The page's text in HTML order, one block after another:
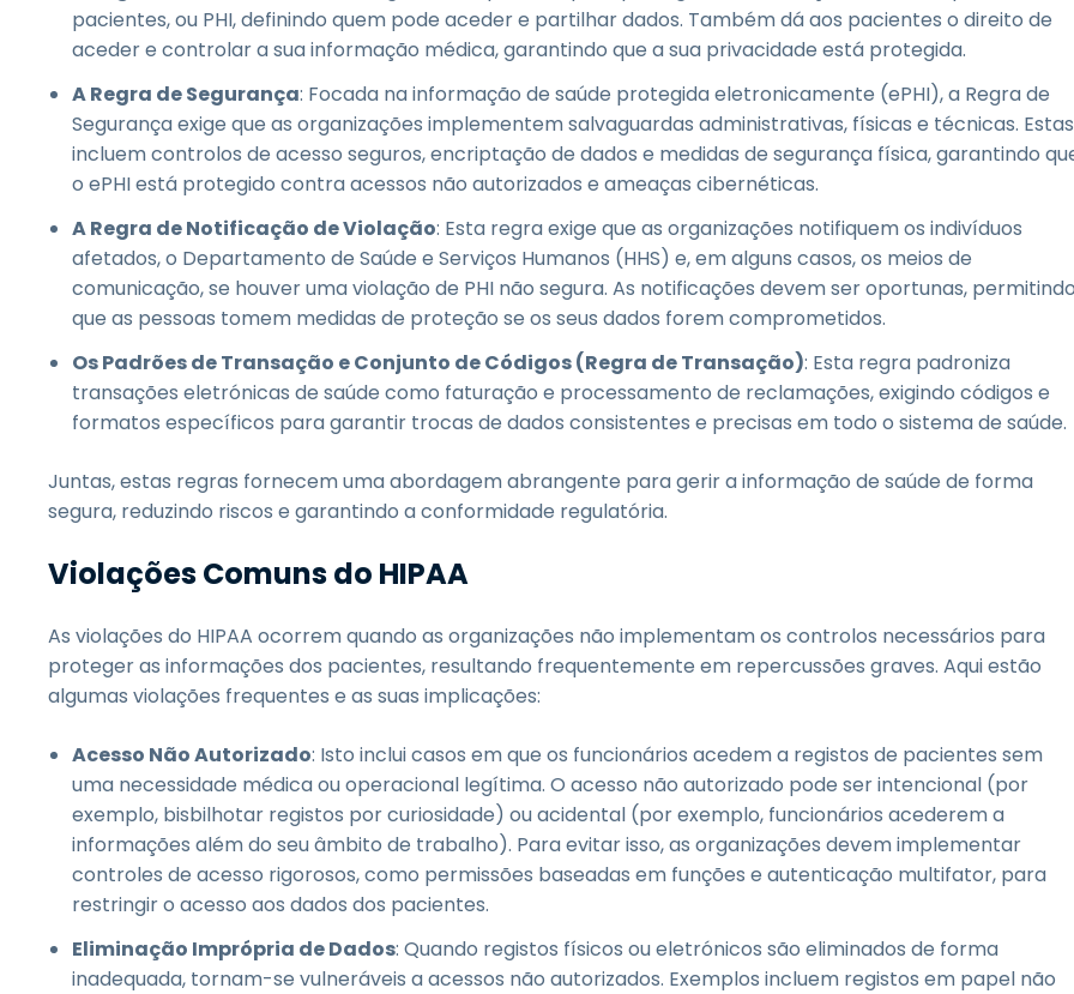
pacientes, ou PHI, definindo quem pode aceder e partilhar dados. Também dá aos pacientes o direito de
aceder e controlar a sua informação médica, garantindo que a sua privacidade está protegida.
A Regra de Segurança: Focada na informação de saúde protegida eletronicamente (ePHI), a Regra de
Segurança exige que as organizações implementem salvaguardas administrativas, físicas e técnicas. Estas
incluem controlos de acesso seguros, encriptação de dados e medidas de segurança física, garantindo
o ePHI está protegido contra acessos não autorizados e ameaças cibernéticas.
A Regra de Notificação de Violação: Esta regra exige que as organizações notifiquem os indivíduos
afetados, o Departamento de Saúde e Serviços Humanos (HHS) e, em alguns casos, os meios de
comunicação, se houver uma violação de PHI não segura. As notificações devem ser oportunas,
que as pessoas tomem medidas de proteção se os seus dados forem comprometidos.
Os Padrões de Transação e Conjunto de Códigos (Regra de Transação): Esta regra padroniza
transações eletrónicas de saúde como faturação e processamento de reclamações, exigindo códigos e
formatos específicos para garantir trocas de dados consistentes e precisas em todo o sistema de saúde.
Juntas, estas regras fornecem uma abordagem abrangente para gerir a informação de saúde de forma
segura, reduzindo riscos e garantindo a conformidade regulatória.
Violações Comuns do HIPAA
As violações do HIPAA ocorrem quando as organizações não implementam os controlos necessários para
proteger as informações dos pacientes, resultando frequentemente em repercussões graves. Aqui estão
algumas violações frequentes e as suas implicações:
Acesso Não Autorizado: Isto inclui casos em que os funcionários acedem a registos de pacientes sem
uma necessidade médica ou operacional legítima. O acesso não autorizado pode ser intencional (por
exemplo, bisbilhotar registos por curiosidade) ou acidental (por exemplo, funcionários acederem a
informações além do seu âmbito de trabalho). Para evitar isso, as organizações devem implementar
controles de acesso rigorosos, como permissões baseadas em funções e autenticação multifator, para
restringir o acesso aos dados dos pacientes.
Eliminação Imprópria de Dados: Quando registos físicos ou eletrónicos são eliminados de forma
inadequada, tornam-se vulneráveis a acessos não autorizados. Exemplos incluem registos em papel não